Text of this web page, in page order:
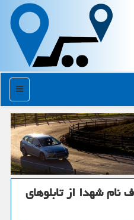
منو
شهدا از تابلوهای